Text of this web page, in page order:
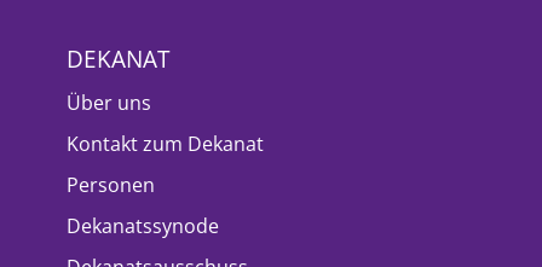
DEKANAT
Über uns
Kontakt zum Dekanat
Personen
Dekanatssynode